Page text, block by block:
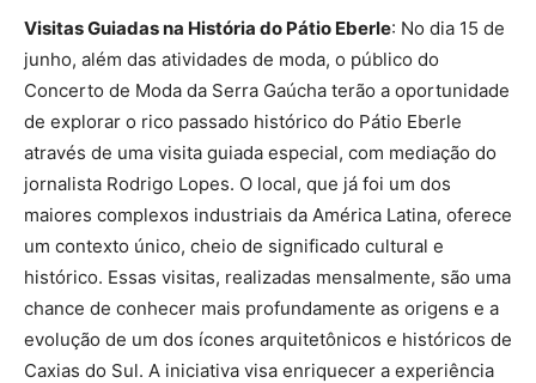
Visitas Guiadas na História do Pátio Eberle: No dia 15 de
junho, além das atividades de moda, o público do
Concerto de Moda da Serra Gaúcha terão a oportunidade
de explorar o rico passado histórico do Pátio Eberle
através de uma visita guiada especial, com mediação do
jornalista Rodrigo Lopes. O local, que já foi um dos
maiores complexos industriais da América Latina, oferece
um contexto único, cheio de significado cultural e
histórico. Essas visitas, realizadas mensalmente, são uma
chance de conhecer mais profundamente as origens e a
evolução de um dos ícones arquitetônicos e históricos de
Caxias do Sul. A iniciativa visa enriquecer a experiência